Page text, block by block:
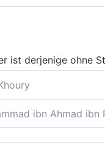
ist derjenige ohne
Anhang sein.
ibn Ahmad ibn